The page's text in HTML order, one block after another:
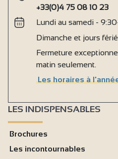
+33(0)4 75 08 10 23
Lundi au samedi -
Dimanche et jours
Fermeture
matin seulement.
Les horaires à
LES INDISPENSABLES
Brochures
Les incontournables